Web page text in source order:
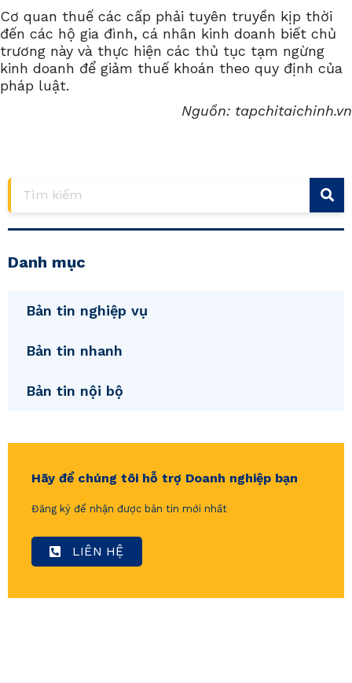
Cơ quan thuế các cấp phải tuyên truyền kịp thời
đến các hộ gia đình, cá nhân kinh doanh biết chủ
trương này và thực hiện các thủ tục tạm ngừng
kinh doanh để giảm thuế khoán theo quy định của
pháp luật.
Nguồn: tapchitaichinh.vn
Danh mục
Bản tin nghiệp vụ
Bản tin nhanh
Bản tin nội bộ
Hãy để chúng tôi hỗ trợ Doanh nghiệp bạn
Đăng ký để nhận được bản tin mới nhất
LIÊN HỆ